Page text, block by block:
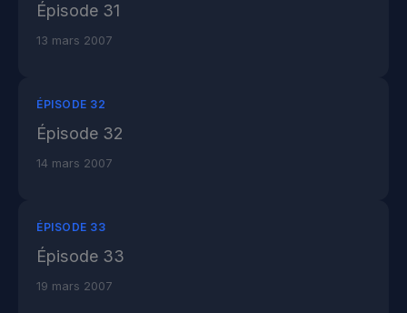
Épisode 31
13 mars 2007
ÉPISODE 32
Épisode 32
14 mars 2007
ÉPISODE 33
Épisode 33
19 mars 2007